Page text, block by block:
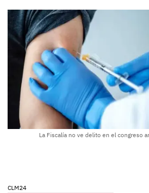
La Fiscalía no ve delito en el congreso
CLM24